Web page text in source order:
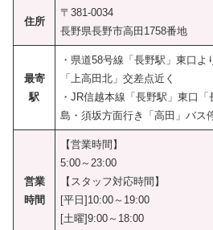
住所
〒381-0034
長野県長野市高田1758番地
最寄
駅
・県道58号線「長野駅」東口よ
「上高田北」交差点近く
・JR信越本線「長野駅」東口
島・須坂方面行き「高田」バス
営業
時間
【営業時間】
5:00～23:00
【スタッフ対応時間】
[平日]10:00～19:00
[土曜]9:00～18:00